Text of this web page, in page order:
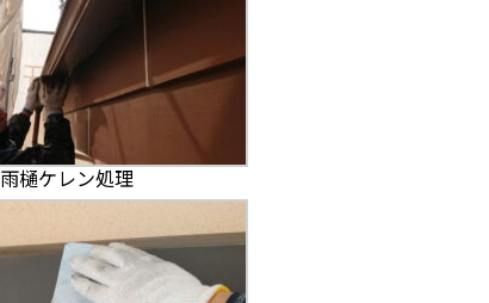
雨樋ケレン処理